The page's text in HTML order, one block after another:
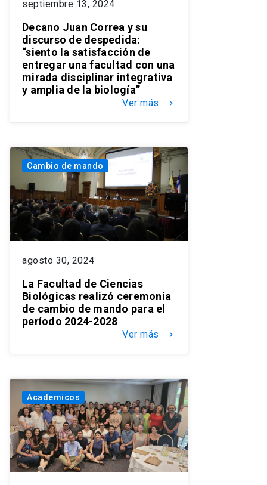
septiembre 13, 2024
Decano Juan Correa y su
discurso de despedida:
“siento la satisfacción de
entregar una facultad con una
mirada disciplinar integrativa
y amplia de la biología”
Ver más keyboard_arrow_right
Cambio de mando
agosto 30, 2024
La Facultad de Ciencias
Biológicas realizó ceremonia
de cambio de mando para el
período 2024-2028
Ver más keyboard_arrow_right
Academicos